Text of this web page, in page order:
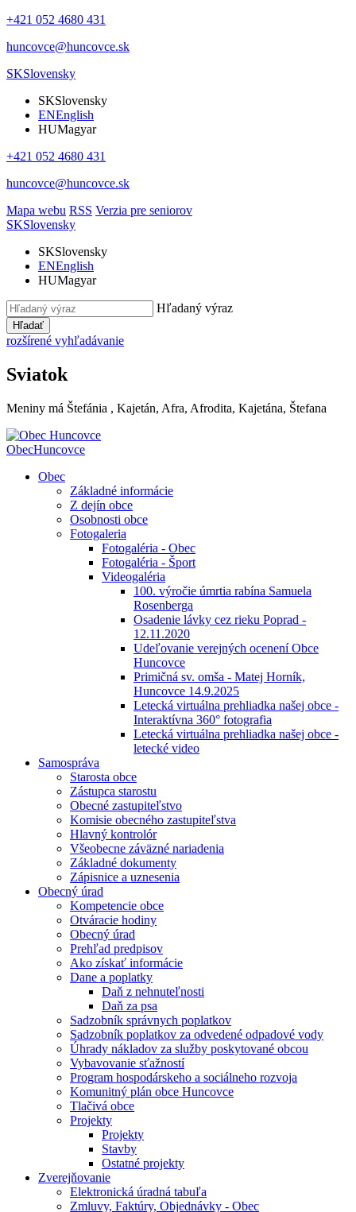
+421 052 4680 431
huncovce@huncovce.sk
SKSlovensky
SKSlovensky
ENEnglish
HUMagyar
+421 052 4680 431
huncovce@huncovce.sk
Mapa webu RSS Verzia pre seniorov
SKSlovensky
SKSlovensky
ENEnglish
HUMagyar
Hľadaný výraz
Hľadať
rozšírené vyhľadávanie
Sviatok
Meniny má Štefánia , Kajetán, Afra, Afrodita, Kajetána, Štefana
ObecHuncovce
Obec
Základné informácie
Z dejín obce
Osobnosti obce
Fotogaleria
Fotogaléria - Obec
Fotogaléria - Šport
Videogaléria
100. výročie úmrtia rabína Samuela
Rosenberga
Osadenie lávky cez rieku Poprad -
12.11.2020
Udeľovanie verejných ocenení Obce
Huncovce
Primičná sv. omša - Matej Horník,
Huncovce 14.9.2025
Letecká virtuálna prehliadka našej obce -
Interaktívna 360° fotografia
Letecká virtuálna prehliadka našej obce -
letecké video
Samospráva
Starosta obce
Zástupca starostu
Obecné zastupiteľstvo
Komisie obecného zastupiteľstva
Hlavný kontrolór
Všeobecne záväzné nariadenia
Základné dokumenty
Zápisnice a uznesenia
Obecný úrad
Kompetencie obce
Otváracie hodiny
Obecný úrad
Prehľad predpisov
Ako získať informácie
Dane a poplatky
Daň z nehnuteľnosti
Daň za psa
Sadzobník správnych poplatkov
Sadzobník poplatkov za odvedené odpadové vody
Úhrady nákladov za služby poskytované obcou
Vybavovanie sťažností
Program hospodárskeho a sociálneho rozvoja
Komunitný plán obce Huncovce
Tlačivá obce
Projekty
Projekty
Stavby
Ostatné projekty
Zverejňovanie
Elektronická úradná tabuľa
Zmluvy, Faktúry, Objednávky - Obec